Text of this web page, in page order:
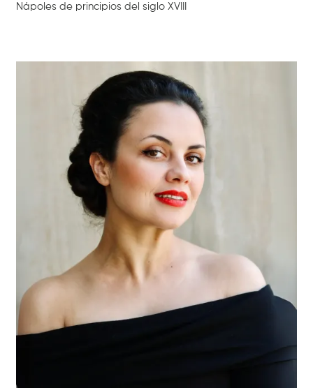
Nápoles de principios del siglo XVIII